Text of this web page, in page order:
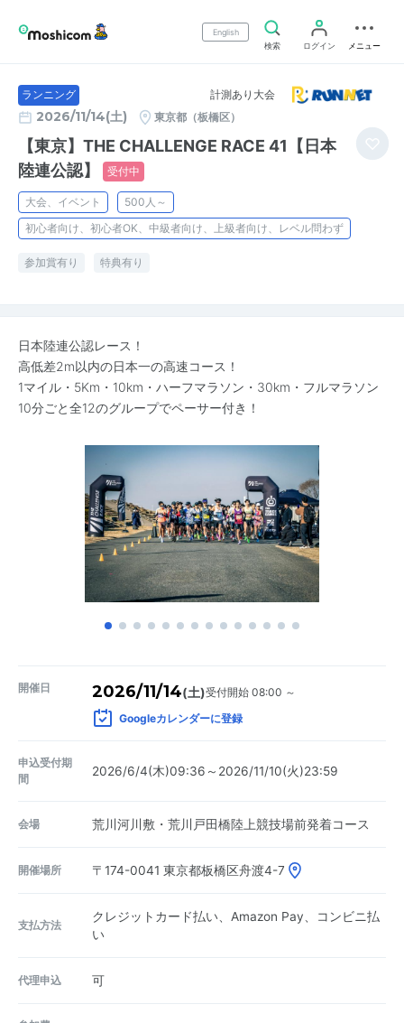
English
検索
ログイン メニュー
ランニング 計測あり大会
2026/11/14(土) 東京都（板橋区）
【東京】THE CHALLENGE RACE 41【日本
陸連公認】
受付中
大会、イベント
500人～
初心者向け、初心者OK、中級者向け、上級者向け、レベル問わず
参加賞有り 特典有り
日本陸連公認レース！
高低差2m以内の日本一の高速コース！
1マイル・5Km・10km・ハーフマラソン・30km・フルマラソン
10分ごと全12のグループでペーサー付き！
開催日 2026/11/14(土)受付開始 08:00 ～
Googleカレンダーに登録
申込受付期
間
2026/6/4(木)09:36～2026/11/10(火)23:59
会場 荒川河川敷・荒川戸田橋陸上競技場前発着コース
開催場所 〒174-0041 東京都板橋区舟渡4-7
支払方法
クレジットカード払い、Amazon Pay、コンビニ払
い
代理申込 可